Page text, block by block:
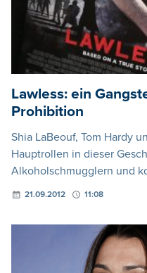
Lawless: ein
Prohibition
Shia LaBeouf, Tom Hardy
Hauptrollen in dieser
Alkoholschmugglern und
21.09.2012 11:08